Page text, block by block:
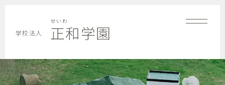
学校法人
せいわ
正和学園